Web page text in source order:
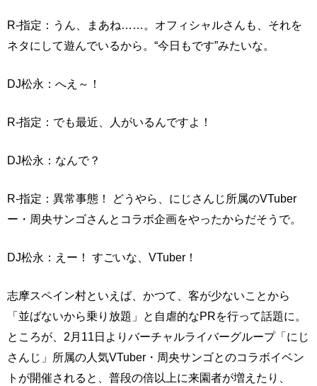
R-指定：うん、まあね……。オフィシャルさんも、それを
ネタにして遊んでいるから。“今日もです”みたいな。
DJ松永：へえ～！
R-指定：でも最近、人がいるんですよ！
DJ松永：なんで？
R-指定：異常事態！ どうやら、にじさんじ所属のVTuber
ー・周央サンゴさんとコラボ企画をやったからだそうで。
DJ松永：えー！ すごいな、VTuber！
志摩スペイン村といえば、かつて、客が少ないことから
「並ばないから乗り放題」と自虐的なPRを行って話題に。
ところが、2月11日よりバーチャルライバーグループ「にじ
さんじ」所属の人気VTuber・周央サンゴとのコラボイベン
トが開催されると、普段の倍以上に来園者が増えたり、